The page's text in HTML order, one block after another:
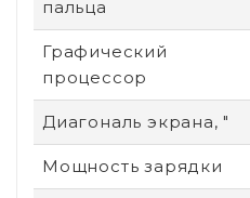
пальца
Графический
процессор
Диагональ экрана, "
Мощность зарядки